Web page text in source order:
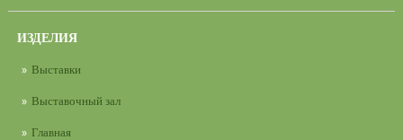
ИЗДЕЛИЯ
Выставки
Выставочный зал
Главная